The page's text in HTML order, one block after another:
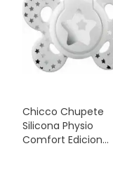
Chicco Chupete
Silicona Physio
Comfort Edicion